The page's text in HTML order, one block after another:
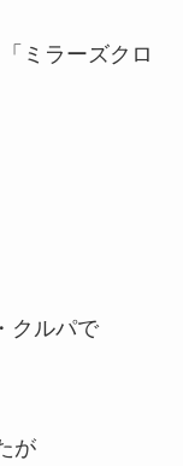
ミラーズクロ
クルパで
が